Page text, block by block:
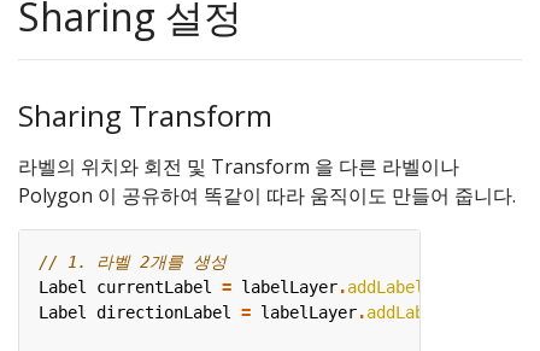
Sharing 설정
Sharing Transform
라벨의 위치와 회전 및 Transform 을 다른 라벨이나
Polygon 이 공유하여 똑같이 따라 움직이도 만들어 줍니다.
Label
currentLabel = labelLayer.addLabel
Label
directionLabel = labelLayer.addLabel